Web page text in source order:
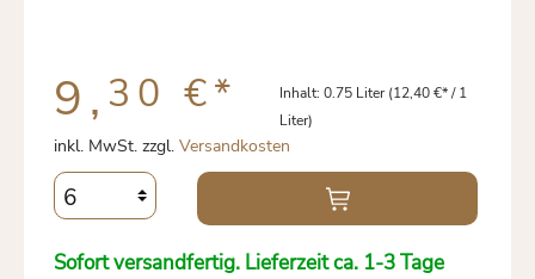
9, 30 €* Inhalt: 0.75 Liter(12,40 €* / 1
Liter)
inkl. MwSt. zzgl. Versandkosten
Sofort versandfertig. Lieferzeit ca. 1-3 Tage